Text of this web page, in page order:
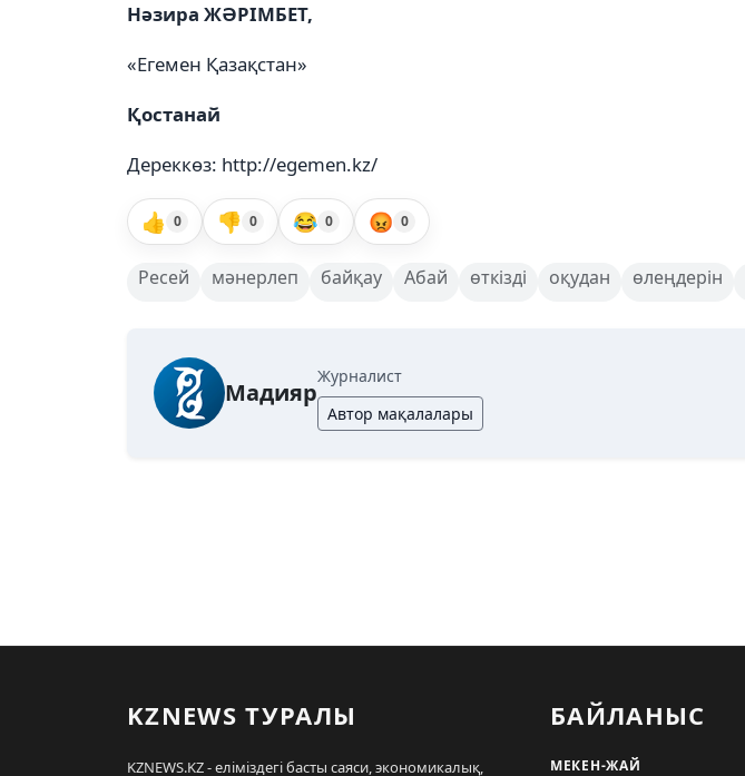
Нәзира ЖӘРІМБЕТ,
«Егемен Қазақстан»
Қостанай
Дереккөз: http://egemen.kz/
👍 0 👎 0 😂 0 😡 0
Ресей мәнерлеп байқау Абай өткізді оқудан өлеңдерін
Мадияр
Журналист
Автор мақалалары
KZNEWS ТУРАЛЫ
KZNEWS.KZ - еліміздегі басты саяси, экономикалық,
БАЙЛАНЫС
МЕКЕН-ЖАЙ